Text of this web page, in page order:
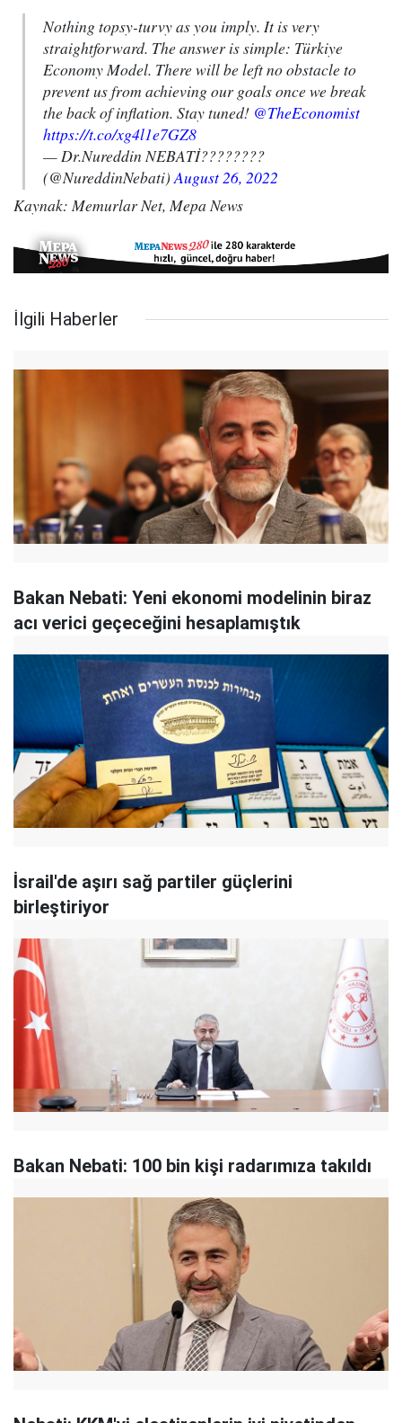
Nothing topsy-turvy as you imply. It is very
straightforward. The answer is simple: Türkiye
Economy Model. There will be left no obstacle to
prevent us from achieving our goals once we break
the back of inflation. Stay tuned! @TheEconomist
https://t.co/xg4l1e7GZ8
— Dr.Nureddin NEBATİ????????
(@NureddinNebati)August 26, 2022
Kaynak: Memurlar Net, Mepa News
İlgili Haberler
Bakan Nebati: Yeni ekonomi modelinin biraz
acı verici geçeceğini hesaplamıştık
İsrail'de aşırı sağ partiler güçlerini
birleştiriyor
Bakan Nebati: 100 bin kişi radarımıza takıldı